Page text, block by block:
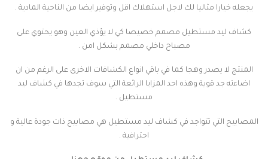
يجعله خيارا مثاليا لك لاجل استهلاك اقل وتوفير ايضا من الناحية المادية .
كشاف ليد مستطيل مصمم خصيصا كي لا يؤذي العين وهو يحتوي على
مصباح داخلي مصمم بشكل امن .
المنتج لا يصدر وهجا كما في باقي انواع الكشافات الاخرى على الرغم من ان
اضاءته جد قوية وهذه احد المزايا الرائعة التي سوف تجدها في كشاف ليد
مستطيل .
المصابيح التي تتواجد في كشاف ليد مستطيل هي مصابيح ذات جودة عالية و
احترافية .